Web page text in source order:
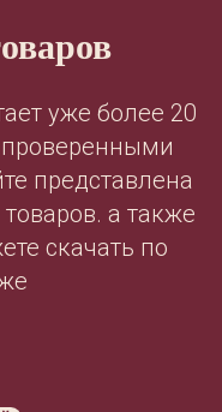
уже более 20
проверенными
представлена
а также
скачать по